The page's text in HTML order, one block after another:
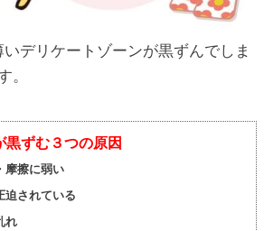
デリケートゾーンが黒ずんでしま
。
ずむ３つの原因
摩擦に弱い
されている
れ